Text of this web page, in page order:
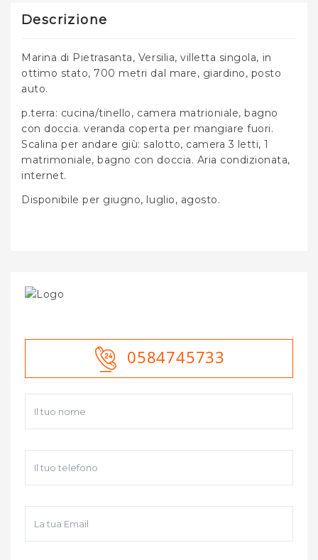
Descrizione
Marina di Pietrasanta, Versilia, villetta singola, in
ottimo stato, 700 metri dal mare, giardino, posto
auto.
p.terra: cucina/tinello, camera matrioniale, bagno
con doccia. veranda coperta per mangiare fuori.
Scalina per andare giù: salotto, camera 3 letti, 1
matrimoniale, bagno con doccia. Aria condizionata,
internet.
Disponibile per giugno, luglio, agosto.
0584745733